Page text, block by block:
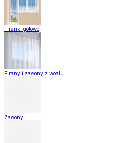
Firanki gotowe
Firany i zasłony z woalu
Zasłony